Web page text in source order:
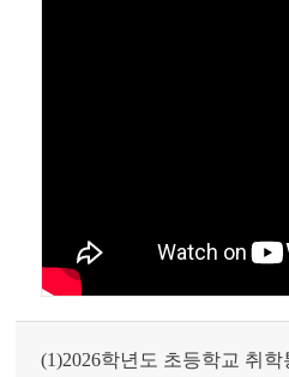
(1)2026학년도 초등학교 취